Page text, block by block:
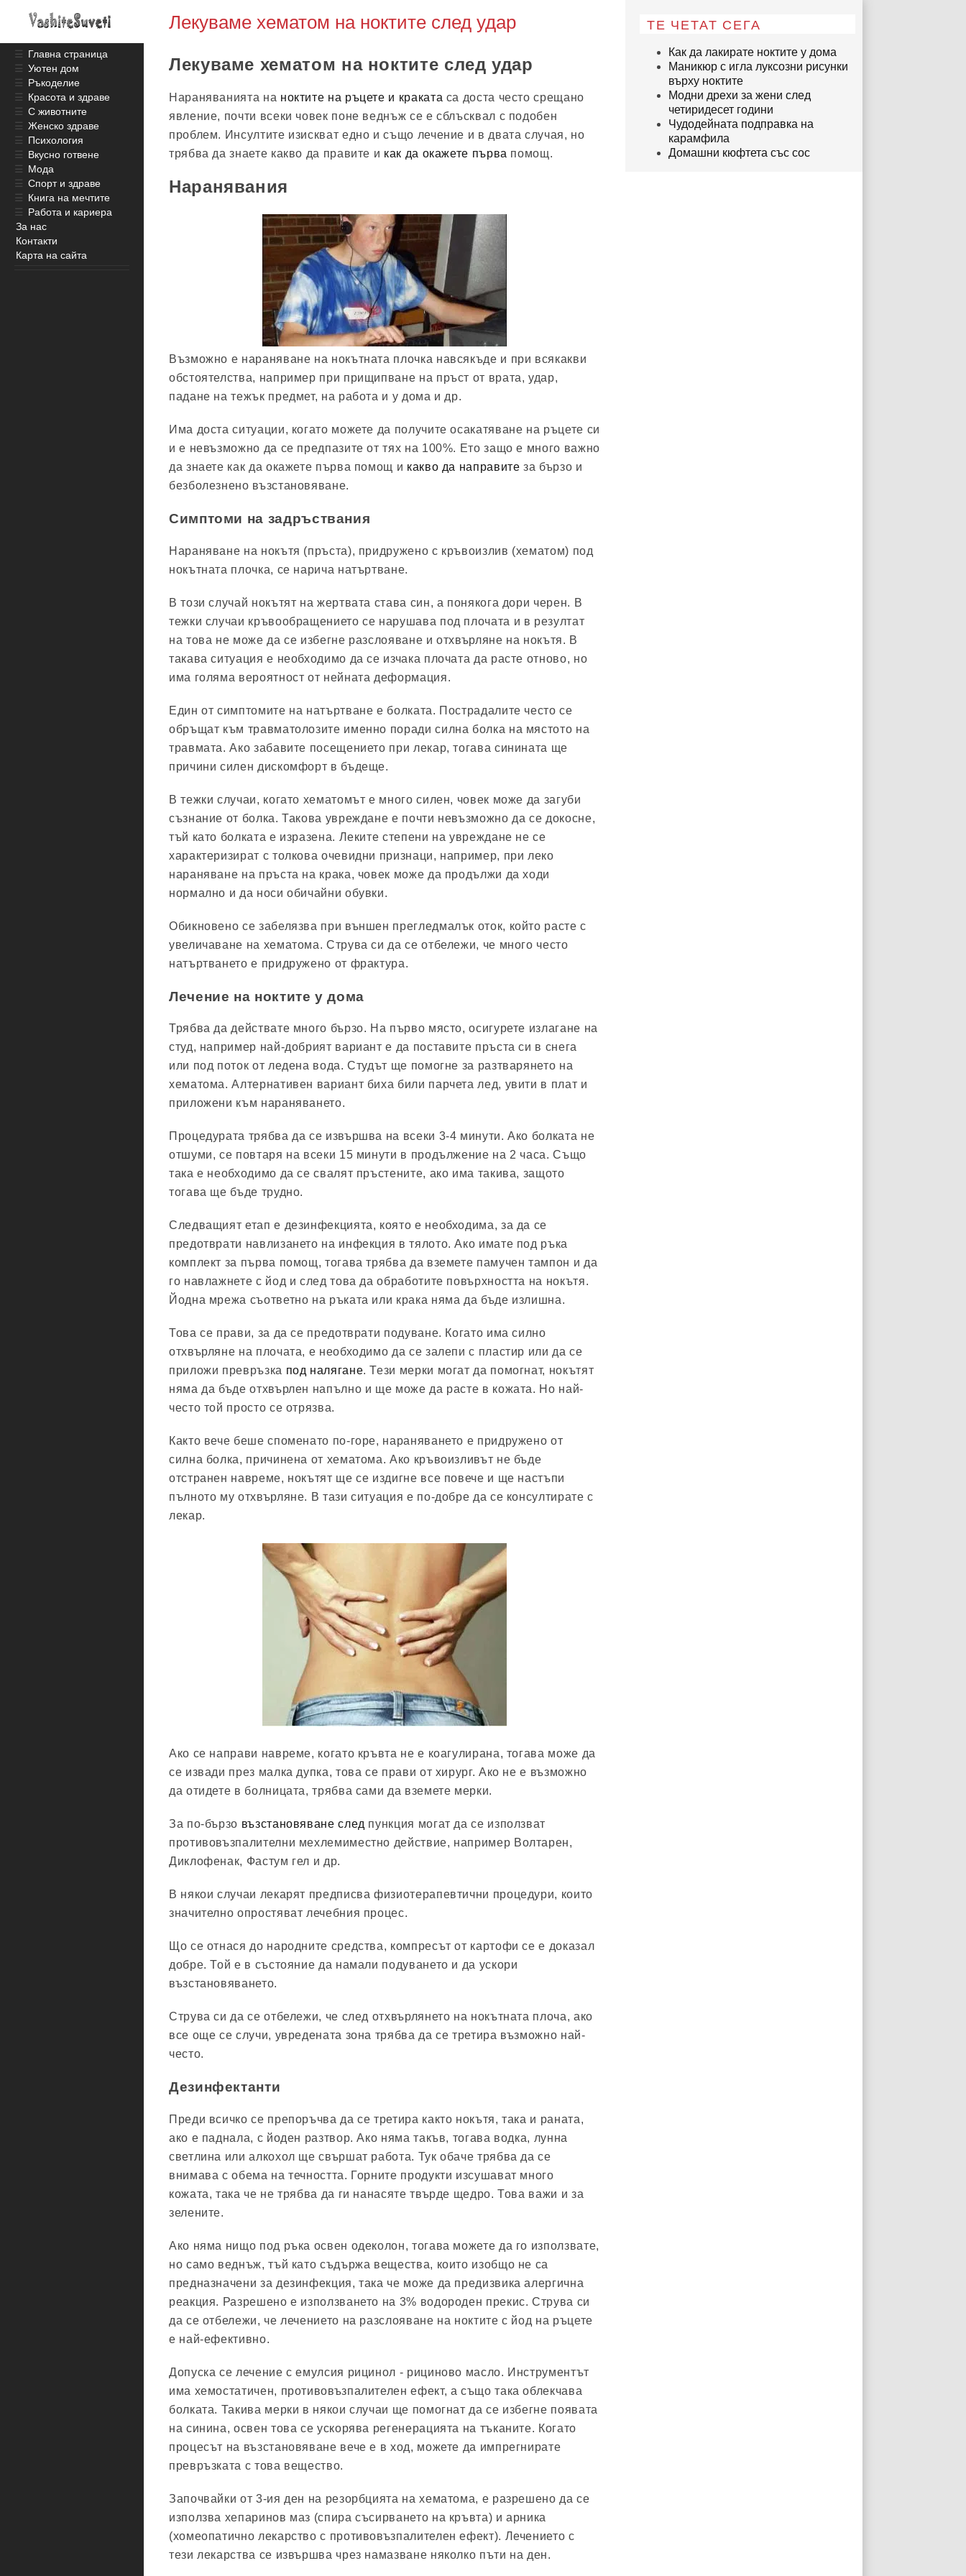
Лекуваме хематом на ноктите след удар
Лекуваме хематом на ноктите след удар
Нараняванията на ноктите на ръцете и краката са доста често срещано
явление, почти всеки човек поне веднъж се е сблъсквал с подобен
проблем. Инсултите изискват едно и също лечение и в двата случая, но
трябва да знаете какво да правите и как да окажете първа помощ.
Наранявания
Възможно е нараняване на нокътната плочка навсякъде и при всякакви
обстоятелства, например при прищипване на пръст от врата, удар,
падане на тежък предмет, на работа и у дома и др.
Има доста ситуации, когато можете да получите осакатяване на ръцете си
и е невъзможно да се предпазите от тях на 100%. Ето защо е много важно
да знаете как да окажете първа помощ и какво да направите за бързо и
безболезнено възстановяване.
Симптоми на задръствания
Нараняване на нокътя (пръста), придружено с кръвоизлив (хематом) под
нокътната плочка, се нарича натъртване.
В този случай нокътят на жертвата става син, а понякога дори черен. В
тежки случаи кръвообращението се нарушава под плочата и в резултат
на това не може да се избегне разслояване и отхвърляне на нокътя. В
такава ситуация е необходимо да се изчака плочата да расте отново, но
има голяма вероятност от нейната деформация.
Един от симптомите на натъртване е болката. Пострадалите често се
обръщат към травматолозите именно поради силна болка на мястото на
травмата. Ако забавите посещението при лекар, тогава синината ще
причини силен дискомфорт в бъдеще.
В тежки случаи, когато хематомът е много силен, човек може да загуби
съзнание от болка. Такова увреждане е почти невъзможно да се докосне,
тъй като болката е изразена. Леките степени на увреждане не се
характеризират с толкова очевидни признаци, например, при леко
нараняване на пръста на крака, човек може да продължи да ходи
нормално и да носи обичайни обувки.
Обикновено се забелязва при външен прегледмалък оток, който расте с
увеличаване на хематома. Струва си да се отбележи, че много често
натъртването е придружено от фрактура.
Лечение на ноктите у дома
Трябва да действате много бързо. На първо място, осигурете излагане на
студ, например най-добрият вариант е да поставите пръста си в снега
или под поток от ледена вода. Студът ще помогне за разтварянето на
хематома. Алтернативен вариант биха били парчета лед, увити в плат и
приложени към нараняването.
Процедурата трябва да се извършва на всеки 3-4 минути. Ако болката не
отшуми, се повтаря на всеки 15 минути в продължение на 2 часа. Също
така е необходимо да се свалят пръстените, ако има такива, защото
тогава ще бъде трудно.
Следващият етап е дезинфекцията, която е необходима, за да се
предотврати навлизането на инфекция в тялото. Ако имате под ръка
комплект за първа помощ, тогава трябва да вземете памучен тампон и да
го навлажнете с йод и след това да обработите повърхността на нокътя.
Йодна мрежа съответно на ръката или крака няма да бъде излишна.
Това се прави, за да се предотврати подуване. Когато има силно
отхвърляне на плочата, е необходимо да се залепи с пластир или да се
приложи превръзка под налягане. Тези мерки могат да помогнат, нокътят
няма да бъде отхвърлен напълно и ще може да расте в кожата. Но най-
често той просто се отрязва.
Както вече беше споменато по-горе, нараняването е придружено от
силна болка, причинена от хематома. Ако кръвоизливът не бъде
отстранен навреме, нокътят ще се издигне все повече и ще настъпи
пълното му отхвърляне. В тази ситуация е по-добре да се консултирате с
лекар.
Ако се направи навреме, когато кръвта не е коагулирана, тогава може да
се извади през малка дупка, това се прави от хирург. Ако не е възможно
да отидете в болницата, трябва сами да вземете мерки.
За по-бързо възстановяване след пункция могат да се използват
противовъзпалителни мехлемиместно действие, например Волтарен,
Диклофенак, Фастум гел и др.
В някои случаи лекарят предписва физиотерапевтични процедури, които
значително опростяват лечебния процес.
Що се отнася до народните средства, компресът от картофи се е доказал
добре. Той е в състояние да намали подуването и да ускори
възстановяването.
Струва си да се отбележи, че след отхвърлянето на нокътната плоча, ако
все още се случи, увредената зона трябва да се третира възможно най-
често.
Дезинфектанти
Преди всичко се препоръчва да се третира както нокътя, така и раната,
ако е паднала, с йоден разтвор. Ако няма такъв, тогава водка, лунна
светлина или алкохол ще свършат работа. Тук обаче трябва да се
внимава с обема на течността. Горните продукти изсушават много
кожата, така че не трябва да ги нанасяте твърде щедро. Това важи и за
зелените.
Ако няма нищо под ръка освен одеколон, тогава можете да го използвате,
но само веднъж, тъй като съдържа вещества, които изобщо не са
предназначени за дезинфекция, така че може да предизвика алергична
реакция. Разрешено е използването на 3% водороден прекис. Струва си
да се отбележи, че лечението на разслояване на ноктите с йод на ръцете
е най-ефективно.
Допуска се лечение с емулсия рицинол - рициново масло. Инструментът
има хемостатичен, противовъзпалителен ефект, а също така облекчава
болката. Такива мерки в някои случаи ще помогнат да се избегне появата
на синина, освен това се ускорява регенерацията на тъканите. Когато
процесът на възстановяване вече е в ход, можете да импрегнирате
превръзката с това вещество.
Започвайки от 3-ия ден на резорбцията на хематома, е разрешено да се
използва хепаринов маз (спира съсирването на кръвта) и арника
(хомеопатично лекарство с противовъзпалителен ефект). Лечението с
тези лекарства се извършва чрез намазване няколко пъти на ден.
ТЕ ЧЕТАТ СЕГА
Как да лакирате ноктите у дома
Маникюр с игла луксозни рисунки
върху ноктите
Модни дрехи за жени след
четиридесет години
Чудодейната подправка на
карамфила
Домашни кюфтета със сос
☰ Главна страница
☰ Уютен дом
☰ Ръкоделие
☰ Красота и здраве
☰ С животните
☰ Женско здраве
☰ Психология
☰ Вкусно готвене
☰ Мода
☰ Спорт и здраве
☰ Книга на мечтите
☰ Работа и кариера
За нас
Контакти
Карта на сайта